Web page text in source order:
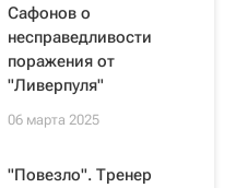
Сафонов о
несправедливости
поражения от
"Ливерпуля"
06 марта 2025
"Повезло". Тренер